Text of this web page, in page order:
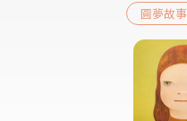
圓夢故事